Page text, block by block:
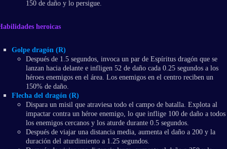
150 de daño y lo persigue.
heroicas
Golpe dragón (R)
Después de 1.5 segundos, invoca un par de Espíritus dragón que se
lanzan hacia delante e infligen 52 de daño cada 0.25 segundos a los
héroes enemigos en el área. Los enemigos en el centro reciben un
150% de daño.
Flecha del dragón (R)
Dispara un misil que atraviesa todo el campo de batalla. Explota al
impactar contra un héroe enemigo, lo que inflige 100 de daño a todos
los enemigos cercanos y los aturde durante 0.5 segundos.
Después de viajar una distancia media, aumenta el daño a 200 y la
duración del aturdimiento a 1.25 segundos.